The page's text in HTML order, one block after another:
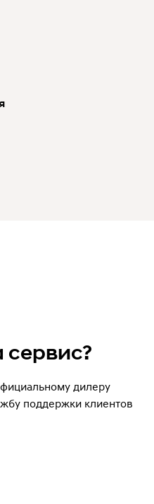
сервис?
дилеру
поддержки клиентов